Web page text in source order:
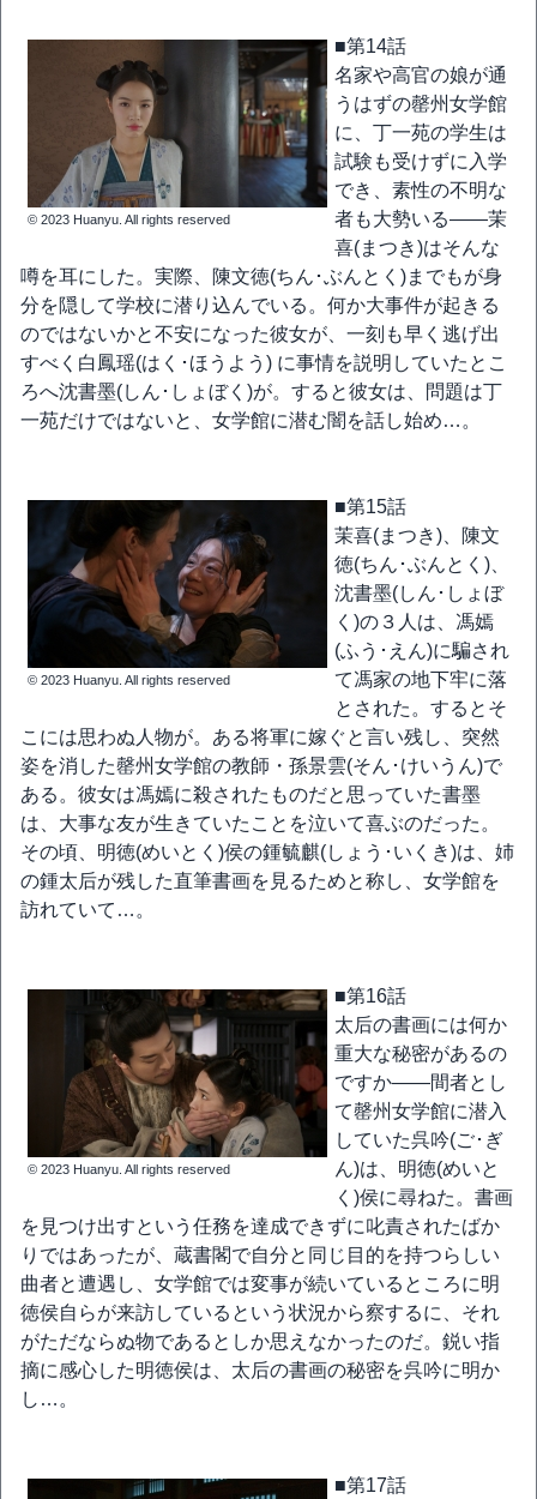
© 2023 Huanyu. All rights reserved
■第14話
名家や高官の娘が通
うはずの罄州女学館
に、丁一苑の学生は
試験も受けずに入学
でき、素性の不明な
者も大勢いる――茉
喜(まつき)はそんな
噂を耳にした。実際、陳文徳(ちん･ぶんとく)までもが身
分を隠して学校に潜り込んでいる。何か大事件が起きる
のではないかと不安になった彼女が、一刻も早く逃げ出
すべく白鳳瑶(はく･ほうよう) に事情を説明していたとこ
ろへ沈書墨(しん･しょぼく)が。すると彼女は、問題は丁
一苑だけではないと、女学館に潜む闇を話し始め…。
© 2023 Huanyu. All rights reserved
■第15話
茉喜(まつき)、陳文
徳(ちん･ぶんとく)、
沈書墨(しん･しょぼ
く)の３人は、馮嫣
(ふう･えん)に騙され
て馮家の地下牢に落
とされた。するとそ
こには思わぬ人物が。ある将軍に嫁ぐと言い残し、突然
姿を消した罄州女学館の教師・孫景雲(そん･けいうん)で
ある。彼女は馮嫣に殺されたものだと思っていた書墨
は、大事な友が生きていたことを泣いて喜ぶのだった。
その頃、明徳(めいとく)侯の鍾毓麒(しょう･いくき)は、姉
の鍾太后が残した直筆書画を見るためと称し、女学館を
訪れていて…。
© 2023 Huanyu. All rights reserved
■第16話
太后の書画には何か
重大な秘密があるの
ですか――間者とし
て罄州女学館に潜入
していた呉吟(ご･ぎ
ん)は、明徳(めいと
く)侯に尋ねた。書画
を見つけ出すという任務を達成できずに叱責されたばか
りではあったが、蔵書閣で自分と同じ目的を持つらしい
曲者と遭遇し、女学館では変事が続いているところに明
徳侯自らが来訪しているという状況から察するに、それ
がただならぬ物であるとしか思えなかったのだ。鋭い指
摘に感心した明徳侯は、太后の書画の秘密を呉吟に明か
し…。
■第17話